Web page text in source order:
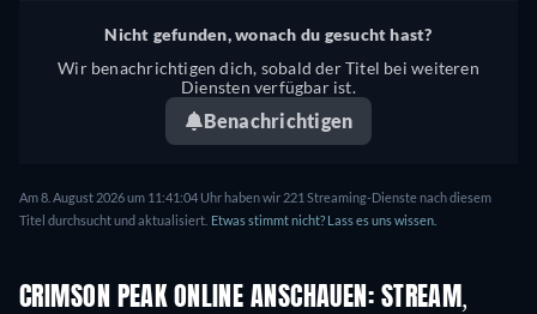
Nicht gefunden, wonach du gesucht hast?
Wir benachrichtigen dich, sobald der Titel bei weiteren
Diensten verfügbar ist.
Benachrichtigen
Am 8. August 2026 um 11:41:04 Uhr haben wir 221 Streaming-Dienste nach diesem
Titel durchsucht und aktualisiert. Etwas stimmt nicht? Lass es uns wissen.
CRIMSON PEAK ONLINE ANSCHAUEN: STREAM,